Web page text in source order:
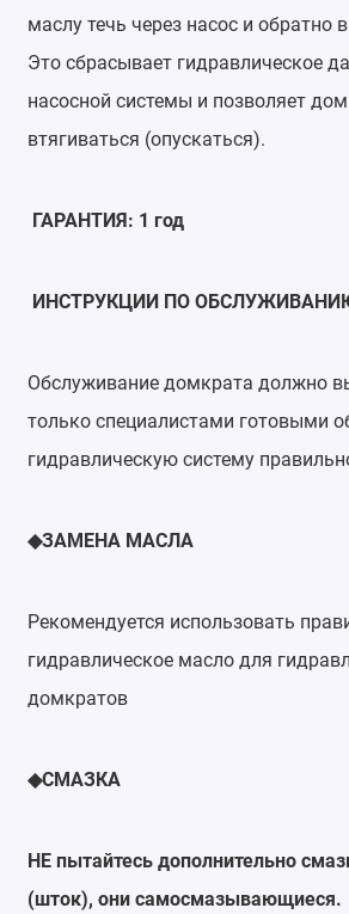
маслу течь через насос и обратно
Это сбрасывает гидравлическое
насосной системы и позволяет
втягиваться (опускаться).
ГАРАНТИЯ: 1 год
ИНСТРУКЦИИ ПО
Обслуживание домкрата должно
только специалистами готовыми
гидравлическую систему
◆ЗАМЕНА МАСЛА
Рекомендуется использовать
гидравлическое масло для
домкратов
◆СМАЗКА
НЕ пытайтесь дополнительно
(шток), они самосмазывающиеся.